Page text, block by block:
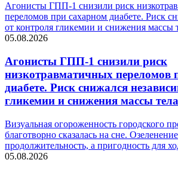
Агонисты ГПП-1 снизили риск
переломов при сахарном диабете. Риск
от контроля гликемии и снижения массы
05.08.2026
Агонисты ГПП-1 снизили риск
низкотравматичных переломов
диабете. Риск снижался
гликемии и снижения массы тела
Визуальная огороженность городского
благотворно сказалась на сне.
продолжительность, а пригодность для
05.08.2026